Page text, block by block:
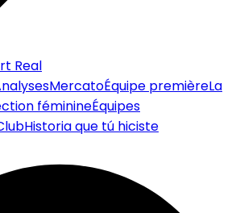
Real
MercatoÉquipe premièreLa
féminineÉquipes
Historia que tú hiciste